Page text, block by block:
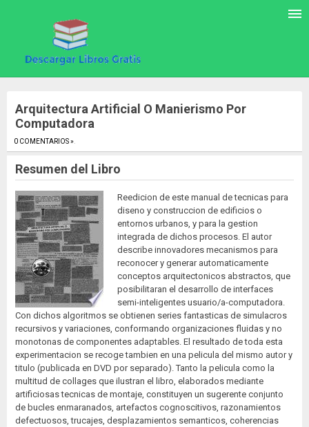
Arquitectura Artificial O Manierismo Por
Computadora
0 COMENTARIOS ».
Resumen del Libro
Reedicion de este manual de tecnicas para
diseno y construccion de edificios o
entornos urbanos, y para la gestion
integrada de dichos procesos. El autor
describe innovadores mecanismos para
reconocer y generar automaticamente
conceptos arquitectonicos abstractos, que
posibilitaran el desarrollo de interfaces
semi-inteligentes usuario/a-computadora.
Con dichos algoritmos se obtienen series fantasticas de simulacros
recursivos y variaciones, conformando organizaciones fluidas y no
monotonas de componentes adaptables. El resultado de toda esta
experimentacion se recoge tambien en una pelicula del mismo autor y
titulo (publicada en DVD por separado). Tanto la pelicula como la
multitud de collages que ilustran el libro, elaborados mediante
artificiosas tecnicas de montaje, constituyen un sugerente conjunto
de bucles enmaranados, artefactos cognoscitivos, razonamientos
defectuosos, trucajes, desplazamientos semanticos, coherencias